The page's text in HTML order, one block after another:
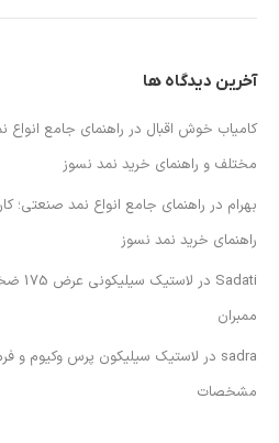
آخرین دیدگاه ها
کامیاب خوش اقبال در راهنمای جامع انواع
مختلف و راهنمای خرید نمد نسوز
بهرام در راهنمای جامع انواع نمد صنعتی؛
راهنمای خرید نمد نسوز
Sadati در
ممبران
sadra در لاستیک سیلیکون پرس وکیوم و
مشخصات